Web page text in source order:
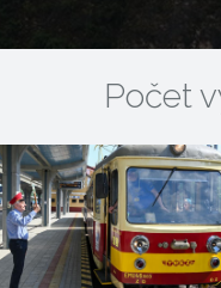
Počet